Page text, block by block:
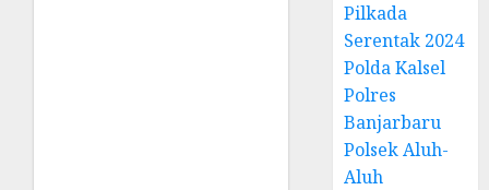
Pilkada
Serentak 2024
Polda Kalsel
Polres
Banjarbaru
Polsek Aluh-
Aluh